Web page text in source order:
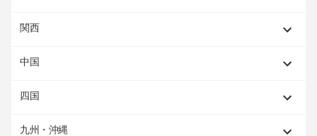
関西
中国
四国
九州・沖縄